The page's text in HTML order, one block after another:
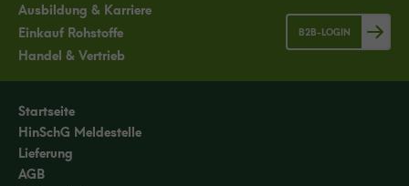
Ausbildung & Karriere
Einkauf Rohstoffe
Handel & Vertrieb
B2B-LOGIN
Startseite
HinSchG Meldestelle
Lieferung
AGB